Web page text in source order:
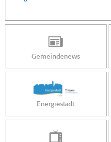
Gemeindenews
Energiestadt